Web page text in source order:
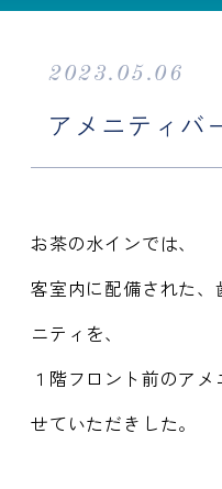
2023.05.06
アメニティバ
お茶の水インでは、
客室内に配備された
ニティを、
１階フロント前のア
せていただきした。